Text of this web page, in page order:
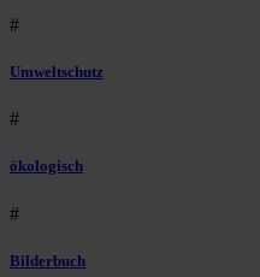
#
Umweltschutz
#
ökologisch
#
Bilderbuch